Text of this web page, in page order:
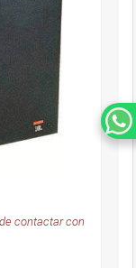
contactar con